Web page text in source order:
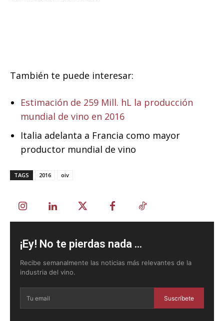
También te puede interesar:
Estimación de 259 Mill. hL la producción
mundial de vino en 2016
Italia adelanta a Francia como mayor
productor mundial de vino
TAGS 2016 oiv
¡Ey! No te pierdas nada ...
Recibe semanalmente las noticias más relevantes de la
industria del vino.
Suscríbete